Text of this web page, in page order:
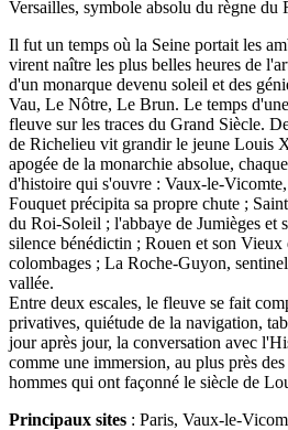
Versailles, symbole absolu du règne du
Il fut un temps où la Seine portait les
virent naître les plus belles heures de
d'un monarque devenu soleil et des
Vau, Le Nôtre, Le Brun. Le temps
fleuve sur les traces du Grand Siècle.
de Richelieu vit grandir le jeune Louis
apogée de la monarchie absolue,
d'histoire qui s'ouvre : Vaux-le-
Fouquet précipita sa propre chute ;
du Roi-Soleil ; l'abbaye de Jumièges et
silence bénédictin ; Rouen et son Vieux
colombages ; La Roche-Guyon,
vallée.
Entre deux escales, le fleuve se fait
privatives, quiétude de la navigation,
jour après jour, la conversation avec
comme une immersion, au plus près
hommes qui ont façonné le siècle de
Principaux sites : Paris, Vaux-le-